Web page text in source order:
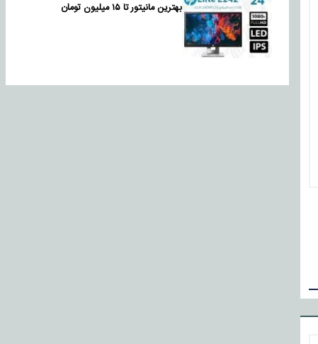
بهترین مانیتور تا ۱۵ میلیون تومان